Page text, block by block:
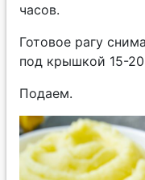
часов.
Готовое рагу
под крышкой 15-
Подаем.